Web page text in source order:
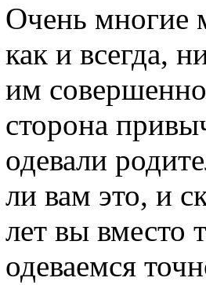
Очень многие
как и всегда,
им
сторона
одевали
ли вам это, и
лет вы вместо
одеваемся